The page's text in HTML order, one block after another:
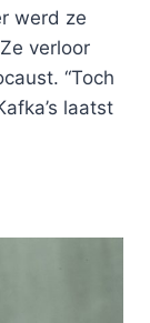
werd ze
verloor
“Toch
laatst